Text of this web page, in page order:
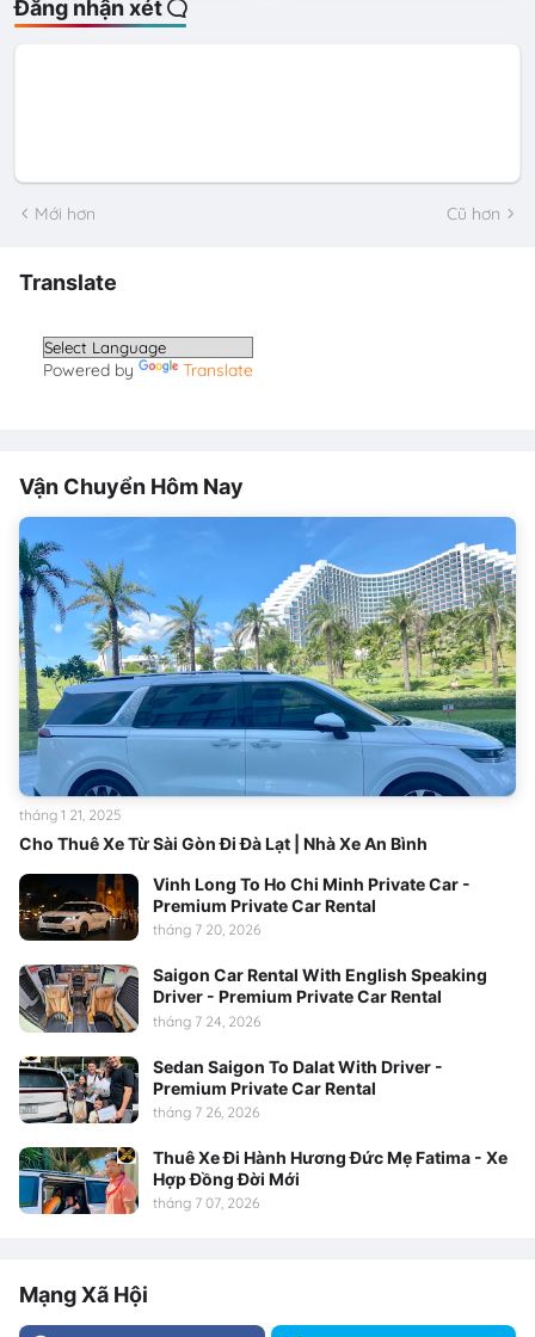
Đăng nhận xét
Mới hơn Cũ hơn
Translate
Powered by Translate
Vận Chuyển Hôm Nay
Cho Thuê Xe Từ Sài Gòn Đi Đà Lạt | Nhà Xe An Bình
tháng 1 21, 2025
Vinh Long To Ho Chi Minh Private Car -
Premium Private Car Rental
tháng 7 20, 2026
Saigon Car Rental With English Speaking
Driver - Premium Private Car Rental
tháng 7 24, 2026
Sedan Saigon To Dalat With Driver -
Premium Private Car Rental
tháng 7 26, 2026
Thuê Xe Đi Hành Hương Đức Mẹ Fatima - Xe
Hợp Đồng Đời Mới
tháng 7 07, 2026
Mạng Xã Hội